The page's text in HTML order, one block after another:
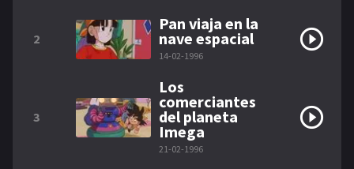
2
Pan viaja en la
nave espacial
14-02-1996
3
Los
comerciantes
del planeta
Imega
21-02-1996